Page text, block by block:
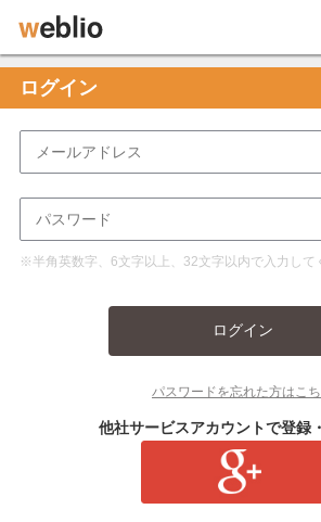
ログイン
※半角英数字、6文字以上、32文字以内で入力して
ログイン
パスワードを忘れた方はこ
他社サービスアカウントで登録